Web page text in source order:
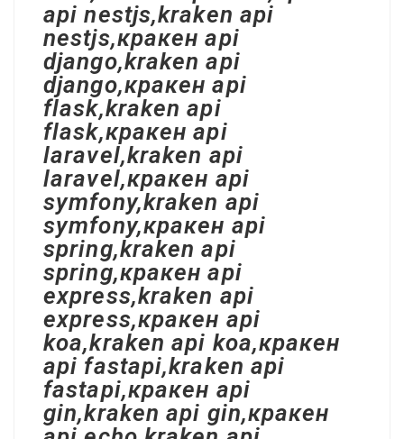
api nestjs,kraken api
nestjs,кракен api
django,kraken api
django,кракен api
flask,kraken api
flask,кракен api
laravel,kraken api
laravel,кракен api
symfony,kraken api
symfony,кракен api
spring,kraken api
spring,кракен api
express,kraken api
express,кракен api
koa,kraken api koa,кракен
api fastapi,kraken api
fastapi,кракен api
gin,kraken api gin,кракен